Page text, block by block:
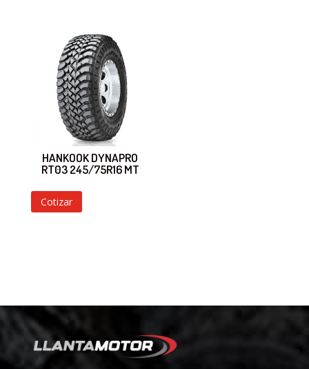
HANKOOK DYNAPRO
RT03 245/75R16 MT
Cotizar